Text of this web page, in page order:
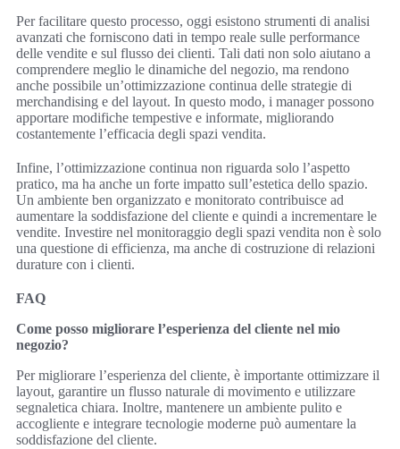
Per facilitare questo processo, oggi esistono strumenti di analisi
avanzati che forniscono dati in tempo reale sulle performance
delle vendite e sul flusso dei clienti. Tali dati non solo aiutano a
comprendere meglio le dinamiche del negozio, ma rendono
anche possibile un’ottimizzazione continua delle strategie di
merchandising e del layout. In questo modo, i manager possono
apportare modifiche tempestive e informate, migliorando
costantemente l’efficacia degli spazi vendita.
Infine, l’ottimizzazione continua non riguarda solo l’aspetto
pratico, ma ha anche un forte impatto sull’estetica dello spazio.
Un ambiente ben organizzato e monitorato contribuisce ad
aumentare la soddisfazione del cliente e quindi a incrementare le
vendite. Investire nel monitoraggio degli spazi vendita non è solo
una questione di efficienza, ma anche di costruzione di relazioni
durature con i clienti.
FAQ
Come posso migliorare l’esperienza del cliente nel mio
negozio?
Per migliorare l’esperienza del cliente, è importante ottimizzare il
layout, garantire un flusso naturale di movimento e utilizzare
segnaletica chiara. Inoltre, mantenere un ambiente pulito e
accogliente e integrare tecnologie moderne può aumentare la
soddisfazione del cliente.